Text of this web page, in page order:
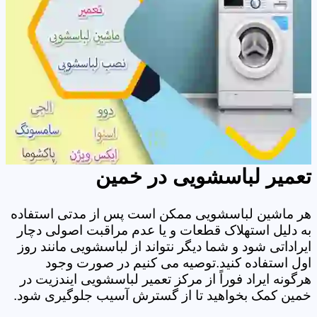
تعمیر لباسشویی در خمین
هر ماشین لباسشویی ممکن است پس از مدتی استفاده
به دلیل استهلاک قطعات و یا عدم مراقبت اصولی دچار
ایراداتی شود و شما دیگر نتواند از لباسشویی مانند روز
اول استفاده کنید.توصیه می کنیم در صورت وجود
هرگونه ایراد فوراً از مرکز تعمیر لباسشویی ایندزیت در
خمین کمک بخواهید تا از گسترش آسیب جلوگیری شود.